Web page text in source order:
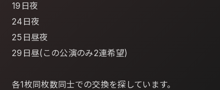
19日夜
24日夜
25日昼夜
29日昼(この公演のみ2連希望)
各1枚同枚数同士での交換を探しています。